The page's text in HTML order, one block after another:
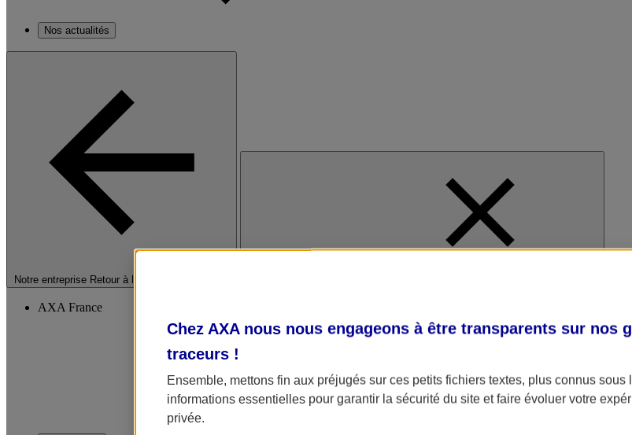
Nos actualités
Notre entreprise Retour à la section précédente
AXA France
Chez AXA nous nous engageons à être transparents sur nos
traceurs !
Ensemble, mettons fin aux préjugés sur ces petits fichiers textes, plus connus sous
informations essentielles pour garantir la sécurité du site et faire évoluer votre
privée.